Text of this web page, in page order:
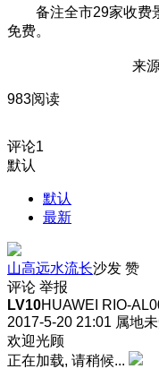
备注全市29家收费景
免费。
来源：华
983阅读
评论1
默认
默认
最新
山高远水流长沙发 赞
评论 举报
LV10HUAWEI RIO-
2017-5-20 21:01 属地
欢迎光顾
正在加载, 请稍候...